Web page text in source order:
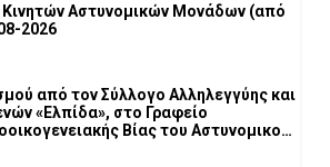
Αστυνομικών Μονάδων (από
2026
από τον Σύλλογο Αλληλεγγύης και
«Ελπίδα», στο Γραφείο
Βίας του Αστυνομικού